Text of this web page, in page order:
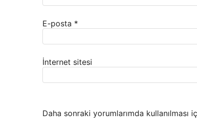
E-posta *
İnternet sitesi
Daha sonraki yorumlarımda